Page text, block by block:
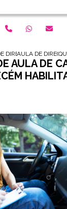
DIRECAO PARA
AULA DE
AULA DE